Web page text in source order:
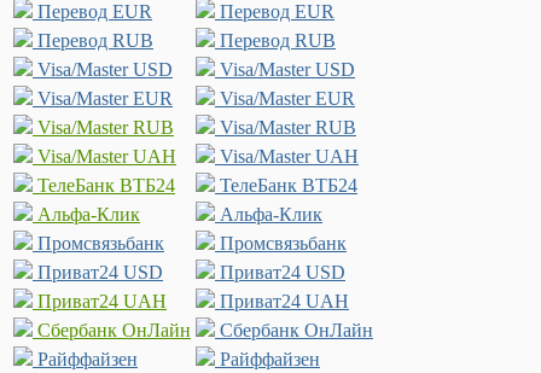
Перевод EUR
Перевод EUR
Перевод RUB
Перевод RUB
Visa/Master USD
Visa/Master USD
Visa/Master EUR
Visa/Master EUR
Visa/Master RUB
Visa/Master RUB
Visa/Master UAH
Visa/Master UAH
ТелеБанк ВТБ24
ТелеБанк ВТБ24
Альфа-Клик
Альфа-Клик
Промсвязьбанк
Промсвязьбанк
Приват24 USD
Приват24 USD
Приват24 UAH
Приват24 UAH
Сбербанк ОнЛайн
Сбербанк ОнЛайн
Райффайзен
Райффайзен